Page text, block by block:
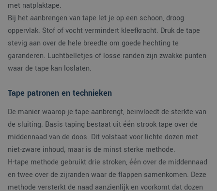
met natplaktape.
Bij het aanbrengen van tape let je op een schoon, droog
oppervlak. Stof of vocht vermindert kleefkracht. Druk de tape
stevig aan over de hele breedte om goede hechting te
garanderen. Luchtbelletjes of losse randen zijn zwakke punten
waar de tape kan loslaten.
Tape patronen en technieken
De manier waarop je tape aanbrengt, beïnvloedt de sterkte van
de sluiting. Basis taping bestaat uit één strook tape over de
middennaad van de doos. Dit volstaat voor lichte dozen met
niet-zware inhoud, maar is de minst sterke methode.
H-tape methode gebruikt drie stroken, één over de middennaad
en twee over de zijranden waar de flappen samenkomen. Deze
methode versterkt de naad aanzienlijk en voorkomt dat dozen
Algemeen wordt
aangenomen dat het
synchroniseert
veel verschillende
Microsoft-
waardoor gebruikers
kunnen worden
website voor interne
analyses te meten.
MUID
Microsoft
Corporation
1 jaar
Deze cookie wordt
veel gebruikt door
een unieke
kan worden
microsoft-scripts.
Algemeen wordt
aangenomen dat het